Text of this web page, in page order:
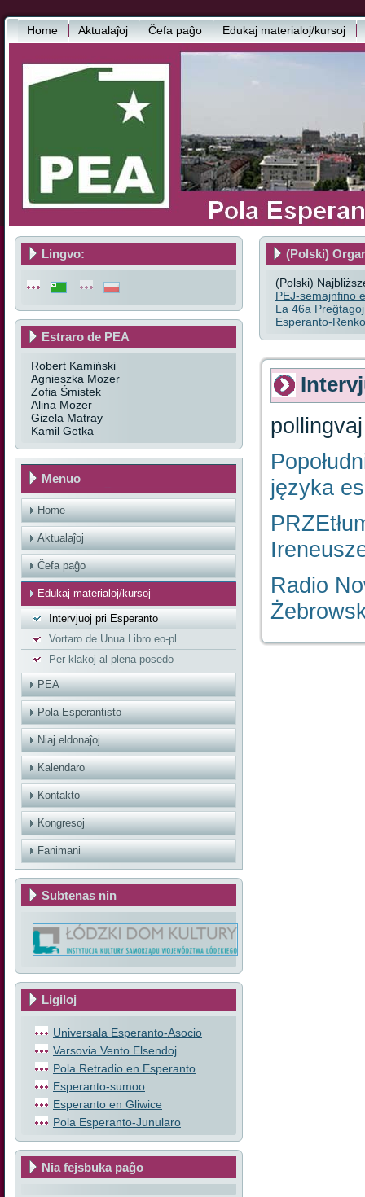
Home Aktualaĵoj Ĉefa paĝo Edukaj materialoj/kursoj
Lingvo:
Estraro de PEA
Robert Kamiński
Agnieszka Mozer
Zofia Śmistek
Alina Mozer
Gizela Matray
Kamil Getka
Menuo
Home
Aktualaĵoj
Ĉefa paĝo
Edukaj materialoj/kursoj
Intervjuoj pri Esperanto
Vortaro de Unua Libro eo-pl
Per klakoj al plena posedo
PEA
Pola Esperantisto
Niaj eldonaĵoj
Kalendaro
Kontakto
Kongresoj
Fanimani
Subtenas nin
Ligiloj
Universala Esperanto-Asocio
Varsovia Vento Elsendoj
Pola Retradio en Esperanto
Esperanto-sumoo
Esperanto en Gliwice
Pola Esperanto-Junularo
Nia fejsbuka paĝo
(Polski)
(Polski)
PEJ-semajnfino
La 46a
Esperanto-
języka
Radio